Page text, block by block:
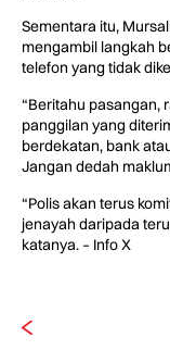
Sementara itu,
mengambil langkah
telefon yang tidak
“Beritahu pasangan,
panggilan yang
berdekatan, bank
Jangan dedah
“Polis akan terus
jenayah daripada
katanya. – Info X